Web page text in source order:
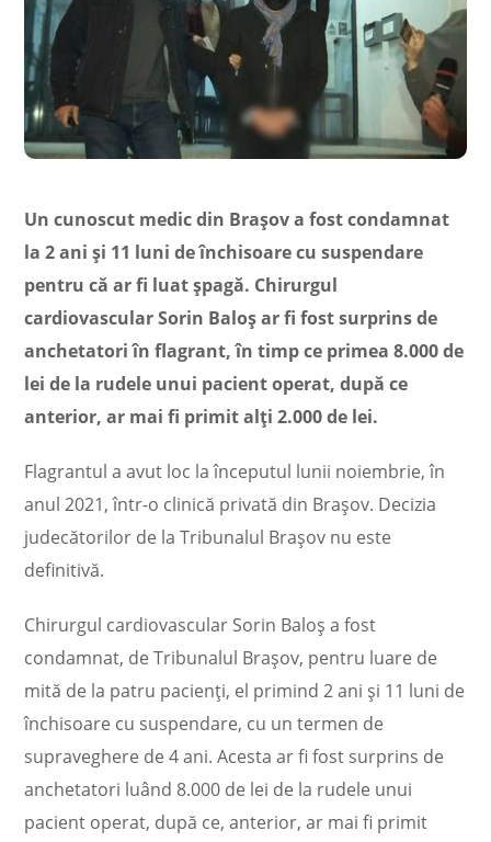
Un cunoscut medic din Braşov a fost condamnat
la 2 ani şi 11 luni de închisoare cu suspendare
pentru că ar fi luat şpagă. Chirurgul
cardiovascular Sorin Baloş ar fi fost surprins de
anchetatori în flagrant, în timp ce primea 8.000 de
lei de la rudele unui pacient operat, după ce
anterior, ar mai fi primit alţi 2.000 de lei.
Flagrantul a avut loc la începutul lunii noiembrie, în
anul 2021, într-o clinică privată din Braşov. Decizia
judecătorilor de la Tribunalul Braşov nu este
definitivă.
Chirurgul cardiovascular Sorin Baloş a fost
condamnat, de Tribunalul Braşov, pentru luare de
mită de la patru pacienţi, el primind 2 ani şi 11 luni de
închisoare cu suspendare, cu un termen de
supraveghere de 4 ani. Acesta ar fi fost surprins de
anchetatori luând 8.000 de lei de la rudele unui
pacient operat, după ce, anterior, ar mai fi primit